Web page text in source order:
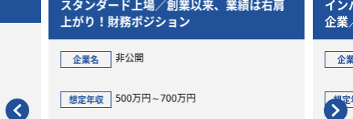
スタンダード上場／創業以来、業績は右肩
上がり！財務ポジション
企業名 非公開
想定年収 500万円～700万円
イン
企業
企
想定